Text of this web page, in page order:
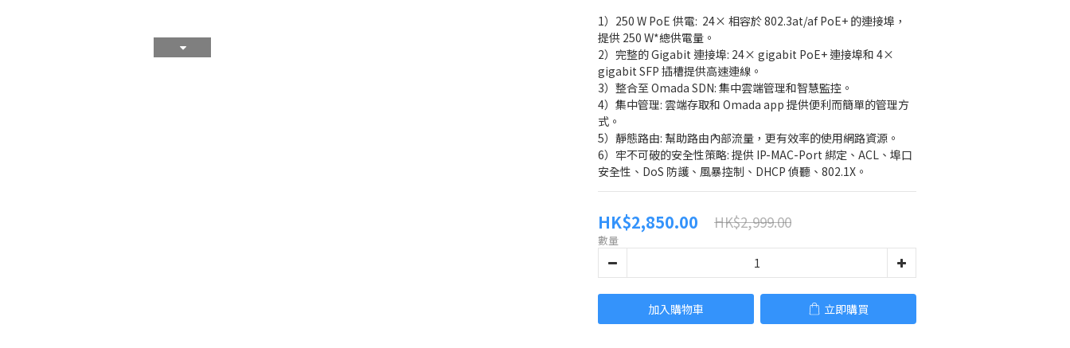
1）250 W PoE 供電:  24× 相容於 802.3at/af PoE+ 的連接埠，
提供 250 W*總供電量。
2）完整的 Gigabit 連接埠: 24× gigabit PoE+ 連接埠和 4×
gigabit SFP 插槽提供高速連線。
3）整合至 Omada SDN: 集中雲端管理和智慧監控。
4）集中管理: 雲端存取和 Omada app 提供便利而簡單的管理方
式。
5）靜態路由: 幫助路由內部流量，更有效率的使用網路資源。
6）牢不可破的安全性策略: 提供 IP-MAC-Port 綁定、ACL、埠口
安全性、DoS 防護、風暴控制、DHCP 偵聽、802.1X。
HK$2,850.00 HK$2,999.00
數量
加入購物車 立即購買